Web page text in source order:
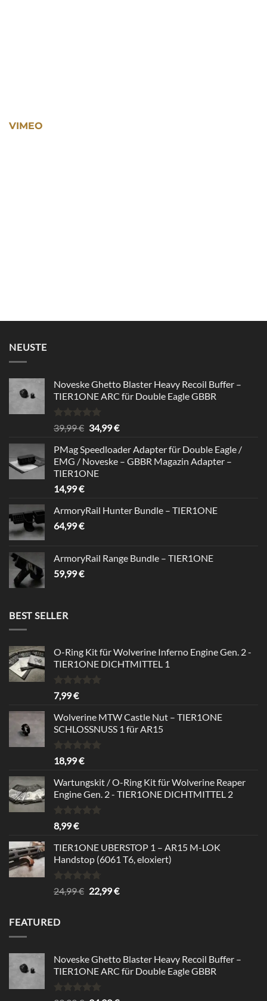
VIMEO
NEUSTE
Noveske Ghetto Blaster Heavy Recoil Buffer –
TIER1ONE ARC für Double Eagle GBBR
Rated5.00
out of 5
39,99€ Original
was:
39,99 €.
34,99€Current
is:
34,99 €.
PMag Speedloader Adapter für Double Eagle /
EMG / Noveske – GBBR Magazin Adapter –
TIER1ONE
14,99€
ArmoryRail Hunter Bundle – TIER1ONE
64,99€
ArmoryRail Range Bundle – TIER1ONE
59,99€
BEST SELLER
O-Ring Kit für Wolverine Inferno Engine Gen. 2 -
TIER1ONE DICHTMITTEL 1
Rated
out of 5
7,99€
Wolverine MTW Castle Nut – TIER1ONE
SCHLOSSNUSS 1 für AR15
Rated5.00
out of 5
18,99€
Wartungskit / O-Ring Kit für Wolverine Reaper
Engine Gen. 2 - TIER1ONE DICHTMITTEL 2
Rated
out of 5
8,99€
TIER1ONE UBERSTOP 1 – AR15 M-LOK
Handstop (6061 T6, eloxiert)
Rated4.67
out of 5
24,99€ Original
22,99€Current
FEATURED
Noveske Ghetto Blaster Heavy Recoil Buffer –
TIER1ONE ARC für Double Eagle GBBR